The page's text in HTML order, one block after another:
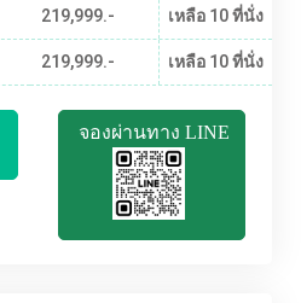
219,999.-
เหลือ 10 ที่นั่ง
219,999.- เหลือ 10 ที่นั่ง
จองผ่านทาง LINE